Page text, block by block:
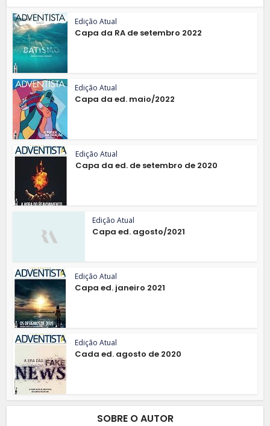
Edição Atual
Capa da RA de setembro 2022
Edição Atual
Capa da ed. maio/2022
Edição Atual
Capa da ed. de setembro de 2020
Edição Atual
Capa ed. agosto/2021
Edição Atual
Capa ed. janeiro 2021
Edição Atual
Cada ed. agosto de 2020
SOBRE O AUTOR